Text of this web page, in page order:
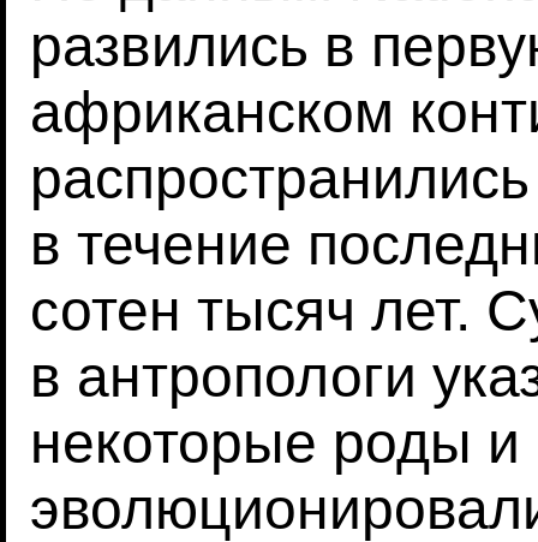
развились в
африканском
в течение
сотен тысяч лет.
в антропологи
некоторые роды